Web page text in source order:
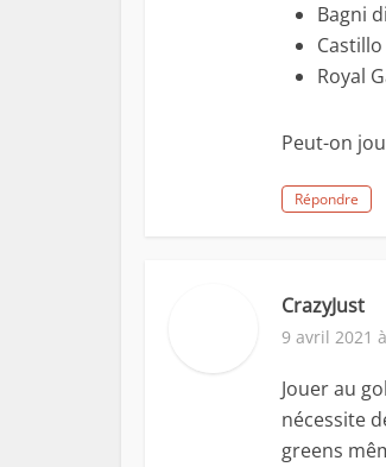
Bagni
Royal
Peut-on
Répondre
CrazyJust
9 avril 2021
Jouer au
nécessite
greens